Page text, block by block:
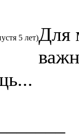
5 лет)Для